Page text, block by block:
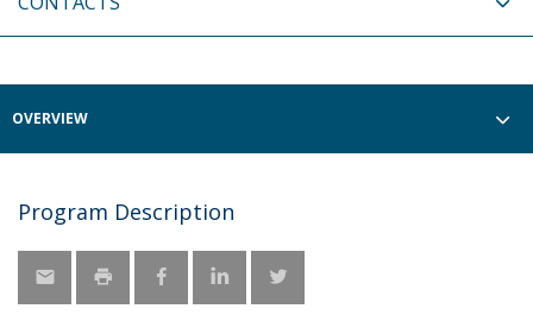
OVERVIEW
Program Description